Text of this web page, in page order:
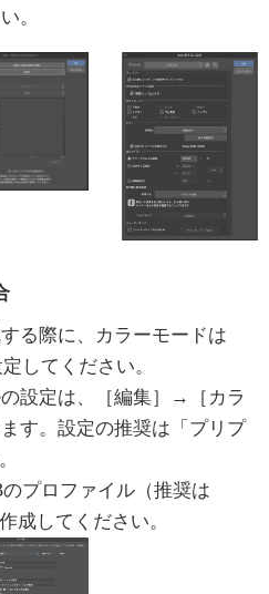
。
る際に、カラーモードは
してください。
設定は、［編集］→［カラ
す。設定の推奨は「プリプ
プロファイル（推奨は
成してください。